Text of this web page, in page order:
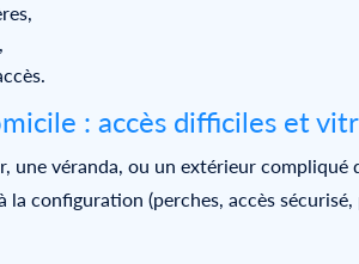
: accès difficiles et
une véranda, ou un extérieur compliqué
la configuration (perches, accès